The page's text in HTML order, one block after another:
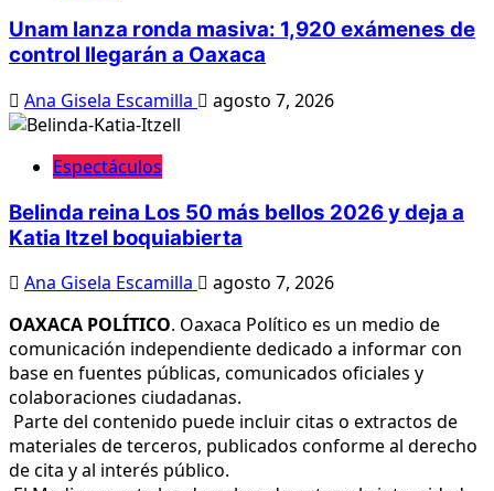
Unam lanza ronda masiva: 1,920 exámenes de
control llegarán a Oaxaca
Ana Gisela Escamilla agosto 7, 2026
Espectáculos
Belinda reina Los 50 más bellos 2026 y deja a
Katia Itzel boquiabierta
Ana Gisela Escamilla
agosto 7, 2026
OAXACA POLÍTICO. Oaxaca Político es un medio de
comunicación independiente dedicado a informar con
base en fuentes públicas, comunicados oficiales y
colaboraciones ciudadanas.
Parte del contenido puede incluir citas o extractos de
materiales de terceros, publicados conforme al derecho
de cita y al interés público.